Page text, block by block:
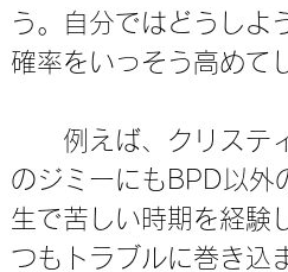
う。自分ではどうしよ
確率をいっそう高めて
例えば、クリスティ
のジミーにもBPD以外
生で苦しい時期を経験
つもトラブルに巻き込